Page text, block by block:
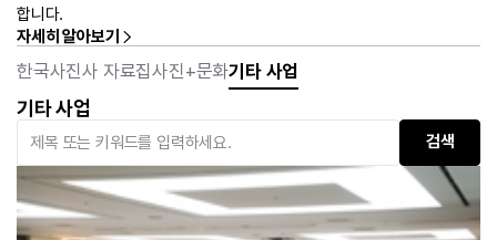
합니다.
자세히 알아보기
한국사진사 자료집사진+문화기타 사업
기타 사업